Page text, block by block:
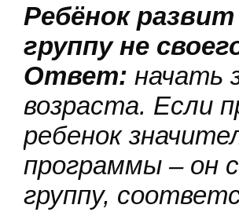
Ребёнок
группу не
Ответ: начать
возраста. Если
ребенок
программы – он
группу,